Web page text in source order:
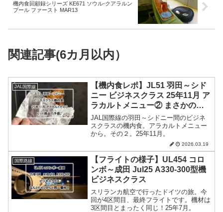
機内食回顧録シリーズ KE671 ソウル-クアラルン
プール ファースト MAR13
関連記事(6カ月以内）
JAL国際線
【機内食レポ】JL51 羽田～シド
ニー ビジネスクラス 25年11月 ア
ラカルトメニュー② まさかの打
ち止め。
JAL国際線の羽田～シドニー間のビジネ
スクラスの機内食。アラカルトメニュー
から。その２。25年11月。
2026.03.19
国際路線
【フライトの様子】UL454 コロ
ンボ～成田 Jul25 A330-300型機
ビジネスクラス
スリランカ航空で行ったドイツの旅。今
回が4区間目、最終フライトです。機材は
3区間目とまったく同じ！25年7月。